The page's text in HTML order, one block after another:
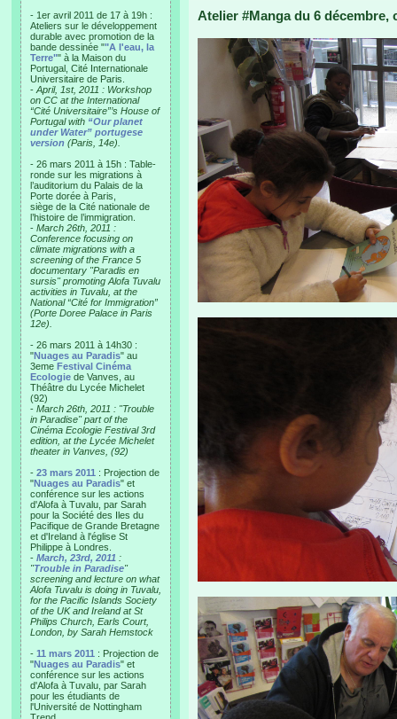
- 1er avril 2011 de 17 à 19h :
Ateliers sur le développement
durable avec promotion de la
bande dessinée ""A l'eau, la
Terre"" à la Maison du
Portugal, Cité Internationale
Universitaire de Paris.
- April, 1st, 2011 : Workshop
on CC at the International
“Cité Universitaire”’s House of
Portugal with “Our planet
under Water” portugese
version (Paris, 14e).
- 26 mars 2011 à 15h : Table-
ronde sur les migrations à
l’auditorium du Palais de la
Porte dorée à Paris,
siège de la Cité nationale de
l’histoire de l’immigration.
- March 26th, 2011 :
Conference focusing on
climate migrations with a
screening of the France 5
documentary "Paradis en
sursis" promoting Alofa Tuvalu
activities in Tuvalu, at the
National “Cité for Immigration”
(Porte Doree Palace in Paris
12e).
- 26 mars 2011 à 14h30 :
"Nuages au Paradis" au
3eme Festival Cinéma
Ecologie de Vanves, au
Théâtre du Lycée Michelet
(92)
- March 26th, 2011 : "Trouble
in Paradise" part of the
Cinéma Ecologie Festival 3rd
edition, at the Lycée Michelet
theater in Vanves, (92)
- 23 mars 2011 : Projection de
"Nuages au Paradis" et
conférence sur les actions
d'Alofa à Tuvalu, par Sarah
pour la Société des Iles du
Pacifique de Grande Bretagne
et d'Ireland à l'église St
Philippe à Londres.
- March, 23rd, 2011 :
"Trouble in Paradise"
screening and lecture on what
Alofa Tuvalu is doing in Tuvalu,
for the Pacific Islands Society
of the UK and Ireland at St
Philips Church, Earls Court,
London, by Sarah Hemstock
- 11 mars 2011 : Projection de
"Nuages au Paradis" et
conférence sur les actions
d'Alofa à Tuvalu, par Sarah
pour les étudiants de
l'Université de Nottingham
Atelier #Manga du 6